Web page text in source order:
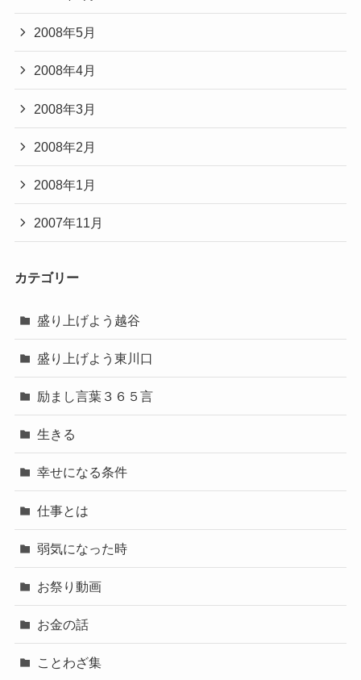
2008年5月
2008年4月
2008年3月
2008年2月
2008年1月
2007年11月
カテゴリー
盛り上げよう越谷
盛り上げよう東川口
励まし言葉３６５言
生きる
幸せになる条件
仕事とは
弱気になった時
お祭り動画
お金の話
ことわざ集